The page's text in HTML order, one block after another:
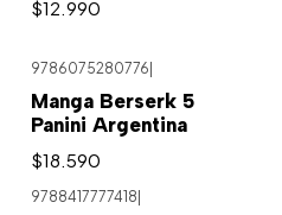
$12.990
9786075280776
Manga Berserk 5
Panini Argentina
$18.590
9788417777418|